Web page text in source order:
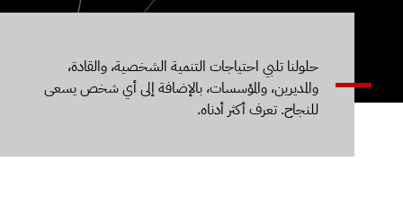
حلولنا تلبي احتياجات التنمية الشخصية، والقادة،
والمديرين، والمؤسسات، بالإضافة إلى أي شخص يسعى
للنجاح. تعرف أكثر أدناه.